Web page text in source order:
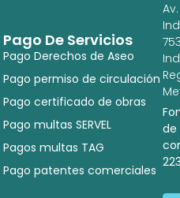
Pago De Servicios
Pago Derechos de Aseo
Pago permiso de circulación
Pago certificado de obras
Pago multas SERVEL
Pagos multas TAG
Pago patentes comerciales
Av.
de